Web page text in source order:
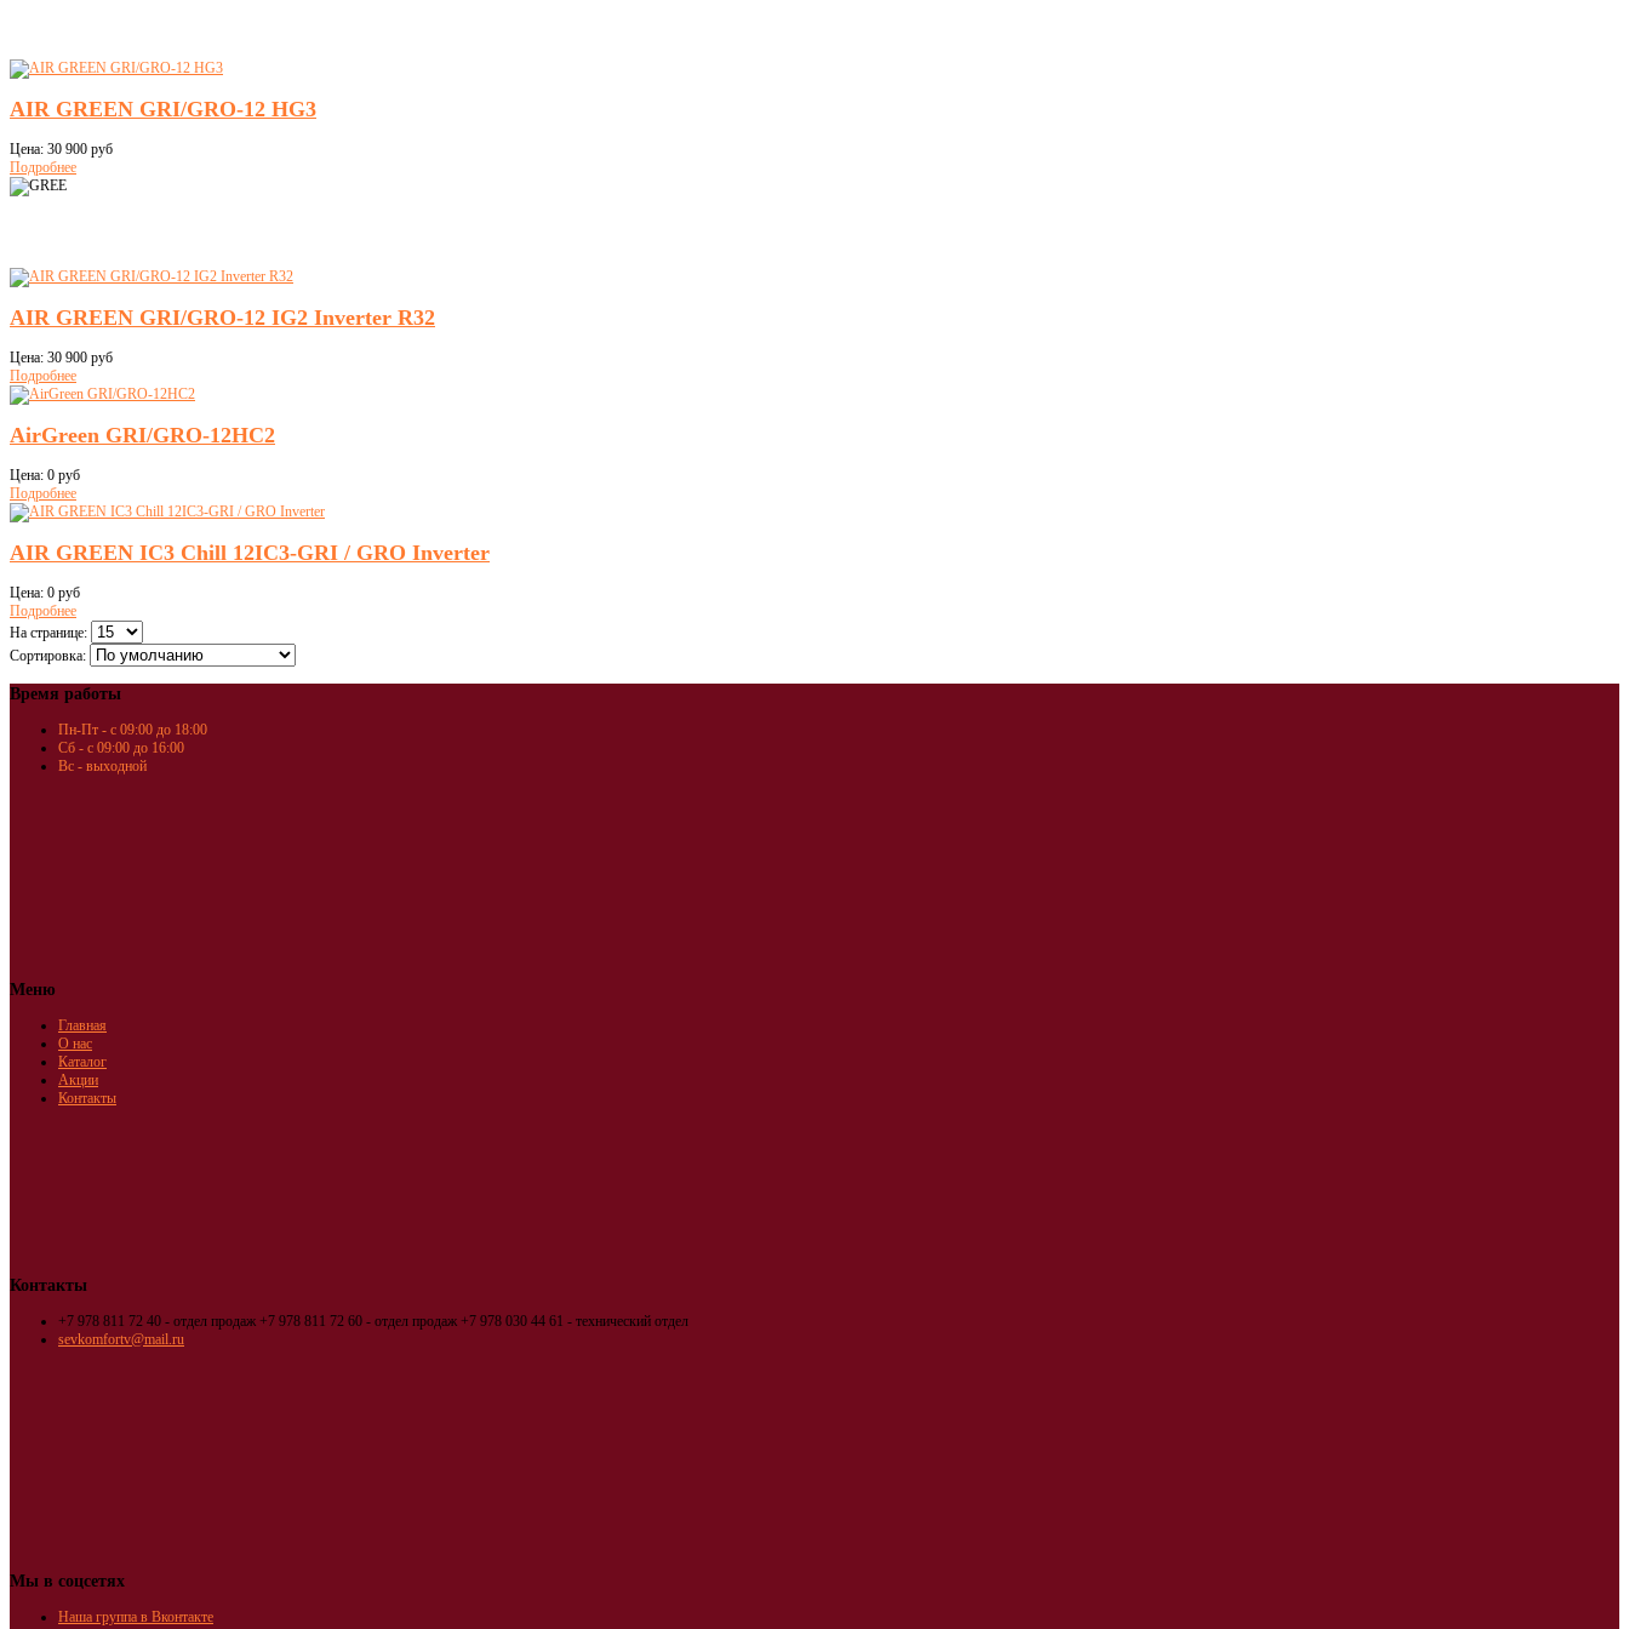
AIR GREEN GRI/GRO-12 HG3
Цена: 30 900 руб
Подробнее
AIR GREEN GRI/GRO-12 IG2 Inverter R32
Цена: 30 900 руб
Подробнее
AirGreen GRI/GRO-12HC2
Цена: 0 руб
Подробнее
AIR GREEN IC3 Chill 12IC3-GRI / GRO Inverter
Цена: 0 руб
Подробнее
На странице:
Сортировка:
Время работы
Пн-Пт - с 09:00 до 18:00
Сб - с 09:00 до 16:00
Вс - выходной
Меню
Главная
О нас
Каталог
Акции
Контакты
Контакты
+7 978 811 72 40 - отдел продаж +7 978 811 72 60 - отдел продаж +7 978 030 44 61 - технический отдел
sevkomfortv@mail.ru
Мы в соцсетях
Наша группа в Вконтакте